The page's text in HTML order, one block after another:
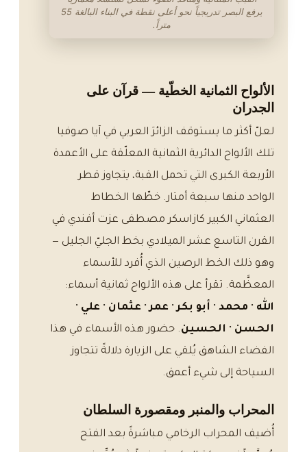
يرفع البصر تدريجياً نحو أعلى نقطة في البناء البالغة 55
متراً.
الألواح الثمانية الخطّية — قرآن على
الجدران
لعلّ أكثر ما يستوقف الزائرَ العربي في آيا صوفيا
تلك الألواح الدائرية الثمانية المعلّقة على الأعمدة
الأربعة الكبرى التي تحمل القبة، يتجاوز قطر
الواحد منها سبعة أمتار. خطّها الخطاط
العثماني الكبير كازاسكر مصطفى عزت أفندي في
القرن التاسع عشر الميلادي بخط الجليّ الجليل —
وهو ذلك الخط الرصين الذي أُفرد للأسماء
المعظَّمة. تقرأ على هذه الألواح ثمانية أسماء:
الله · محمد · أبو بكر · عمر · عثمان · علي ·
الحسن · الحسين. حضور هذه الأسماء في هذا
الفضاء الشاهق يُلقي على الزيارة دلالةً تتجاوز
السياحة إلى شيء أعمق.
المحراب والمنبر ومقصورة السلطان
أُضيف المحراب الرخامي مباشرةً بعد الفتح